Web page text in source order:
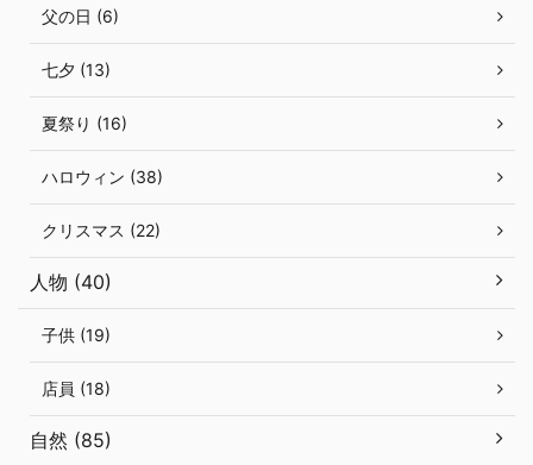
父の日 (6)
七夕 (13)
夏祭り (16)
ハロウィン (38)
クリスマス (22)
人物 (40)
子供 (19)
店員 (18)
自然 (85)